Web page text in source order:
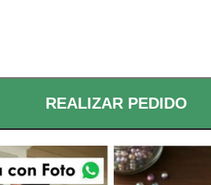
REALIZAR PEDIDO